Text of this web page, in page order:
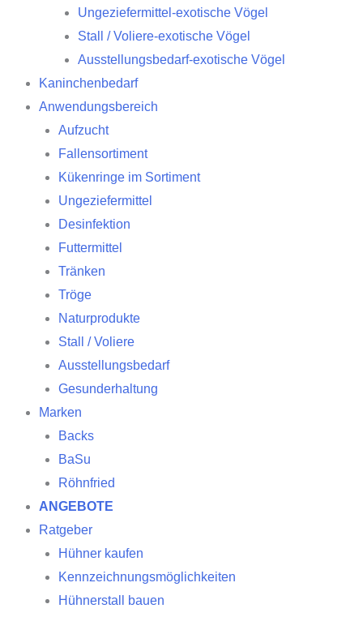
Ungeziefermittel-exotische Vögel
Stall / Voliere-exotische Vögel
Ausstellungsbedarf-exotische Vögel
Kaninchenbedarf
Anwendungsbereich
Aufzucht
Fallensortiment
Kükenringe im Sortiment
Ungeziefermittel
Desinfektion
Futtermittel
Tränken
Tröge
Naturprodukte
Stall / Voliere
Ausstellungsbedarf
Gesunderhaltung
Marken
Backs
BaSu
Röhnfried
ANGEBOTE
Ratgeber
Hühner kaufen
Kennzeichnungsmöglichkeiten
Hühnerstall bauen